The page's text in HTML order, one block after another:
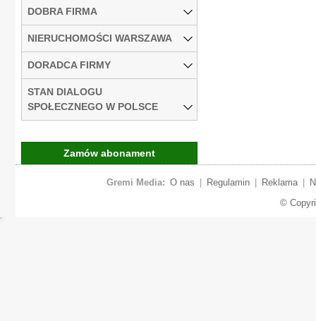
DOBRA FIRMA
NIERUCHOMOŚCI WARSZAWA
DORADCA FIRMY
STAN DIALOGU
SPOŁECZNEGO W POLSCE
Zamów abonament
Gremi Media: O nas Regulamin Reklama
©